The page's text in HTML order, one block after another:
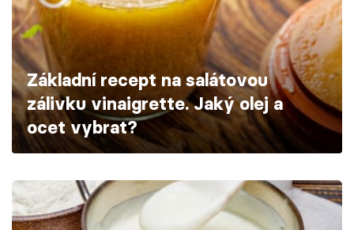
Škola vaření
Recepty z TV
Speciál: Cuketa
Těhotnej kuchař
Přihlášení
Základní recept na salátovou
zálivku vinaigrette. Jaký olej a
ocet vybrat?